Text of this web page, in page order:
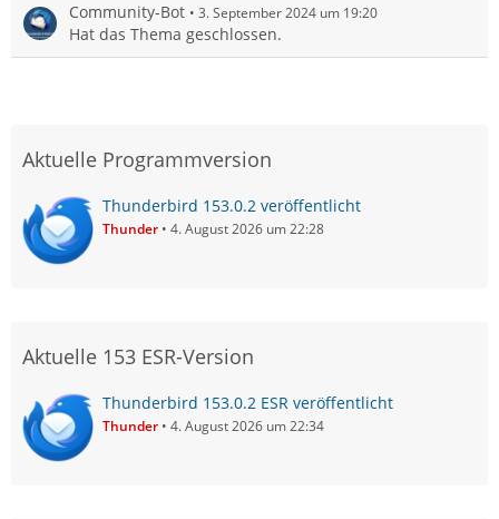
Community-Bot 3. September 2024 um 19:20
Hat das Thema geschlossen.
Aktuelle Programmversion
Thunderbird 153.0.2 veröffentlicht
Thunder 4. August 2026 um 22:28
Aktuelle 153 ESR-Version
Thunderbird 153.0.2 ESR veröffentlicht
Thunder 4. August 2026 um 22:34